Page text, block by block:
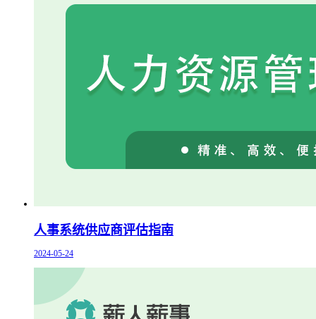
人事系统供应商评估指南
2024-05-24